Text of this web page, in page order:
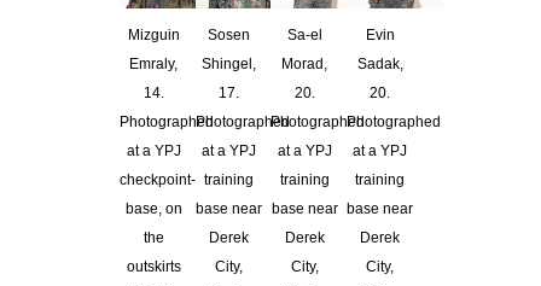
Mizguin
Emraly,
14.
Photographed
at a YPJ
checkpoint-
base, on
the
outskirts
Sosen
Shingel,
17.
Photographed
at a YPJ
training
base near
Derek
City,
Sa-el
Morad,
20.
Photographed
at a YPJ
training
base near
Derek
City,
Evin
Sadak,
20.
Photographed
at a YPJ
training
base near
Derek
City,